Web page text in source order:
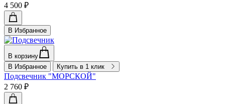
4 500 ₽
В Избранное
В корзину
В Избранное
Купить в 1 клик
Подсвечник "МОРСКОЙ"
2 760 ₽